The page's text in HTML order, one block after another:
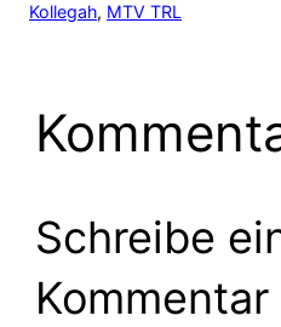
Kollegah, MTV TRL
Schreibe
Kommentar